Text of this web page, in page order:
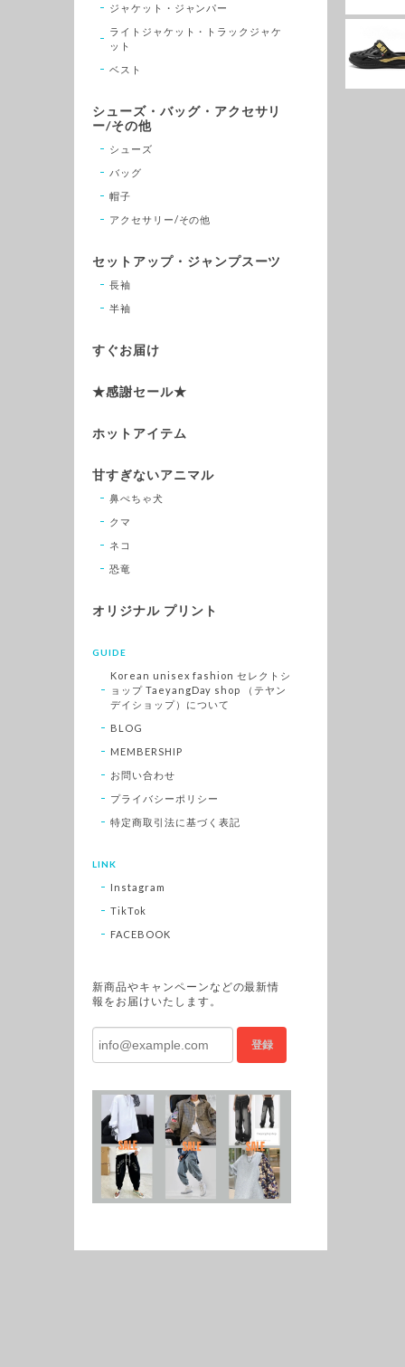
ジャケット・ジャンパー
ライトジャケット・トラックジャケ
ット
ベスト
シューズ・バッグ・アクセサリ
ー/その他
シューズ
バッグ
帽子
アクセサリー/その他
セットアップ・ジャンプスーツ
長袖
半袖
すぐお届け
★感謝セール★
ホットアイテム
甘すぎないアニマル
鼻ぺちゃ犬
クマ
ネコ
恐竜
オリジナル プリント
GUIDE
Korean unisex fashion セレクトシ
ョップ TaeyangDay shop （テヤン
デイショップ）について
BLOG
MEMBERSHIP
お問い合わせ
プライバシーポリシー
特定商取引法に基づく表記
LINK
Instagram
TikTok
FACEBOOK
新商品やキャンペーンなどの最新情
報をお届けいたします。
登録